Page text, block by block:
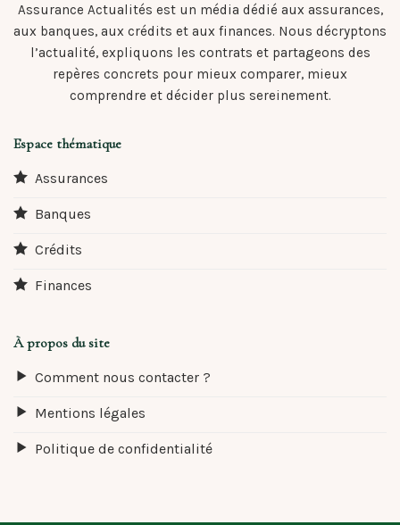
Assurance Actualités est un média dédié aux assurances,
aux banques, aux crédits et aux finances. Nous décryptons
l’actualité, expliquons les contrats et partageons des
repères concrets pour mieux comparer, mieux
comprendre et décider plus sereinement.
Espace thématique
Assurances
Banques
Crédits
Finances
À propos du site
Comment nous contacter ?
Mentions légales
Politique de confidentialité